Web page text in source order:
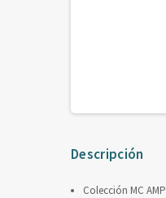
Descripción
Colección MC AMP